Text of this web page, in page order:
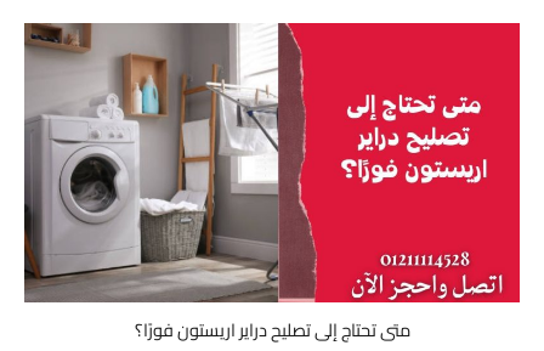
متى تحتاج إلى تصليح دراير اريستون فورًا؟